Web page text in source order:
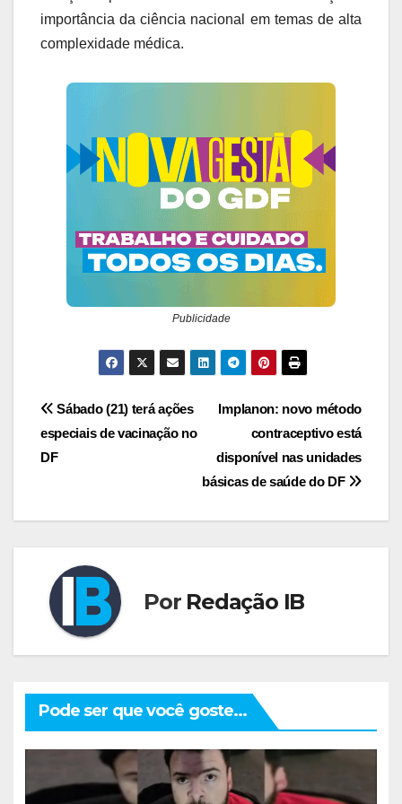
importância da ciência nacional em temas de alta
complexidade médica.
Publicidade
Navegação
de
Implanon: novo método
contraceptivo está
disponível nas unidades
básicas de saúde do DF
Sábado (21) terá ações
especiais de vacinação no
DF
Por Redação IB
Pode ser que você goste...